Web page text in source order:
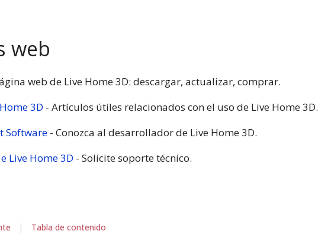
web
web de Live Home 3D: descargar, actualizar, comprar.
3D - Artículos útiles relacionados con el uso de Live Home 3D.
Software - Conozca al desarrollador de Live Home 3D.
Live Home 3D - Solicite soporte técnico.
| Tabla de contenido